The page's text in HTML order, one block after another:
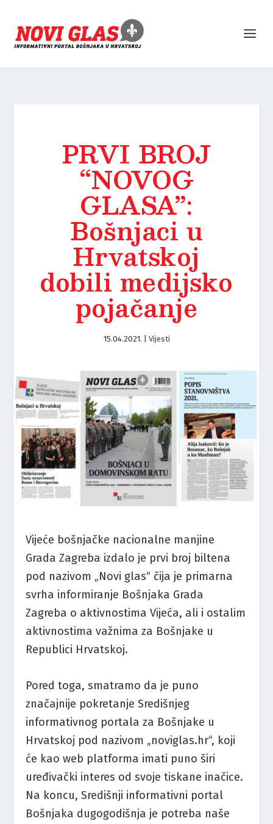
PRVI BROJ
“NOVOG
GLASA”:
Bošnjaci u
Hrvatskoj
dobili medijsko
pojačanje
15.04.2021. Vijesti
Vijeće bošnjačke nacionalne manjine
Grada Zagreba izdalo je prvi broj biltena
pod nazivom „Novi glas“ čija je primarna
svrha informiranje Bošnjaka Grada
Zagreba o aktivnostima Vijeća, ali i ostalim
aktivnostima važnima za Bošnjake u
Republici Hrvatskoj.
Pored toga, smatramo da je puno
značajnije pokretanje Središnjeg
informativnog portala za Bošnjake u
Hrvatskoj pod nazivom „noviglas.hr“, koji
će kao web platforma imati puno širi
uređivački interes od svoje tiskane inačice.
Na koncu, Središnji informativni portal
Bošnjaka dugogodišnja je potreba naše